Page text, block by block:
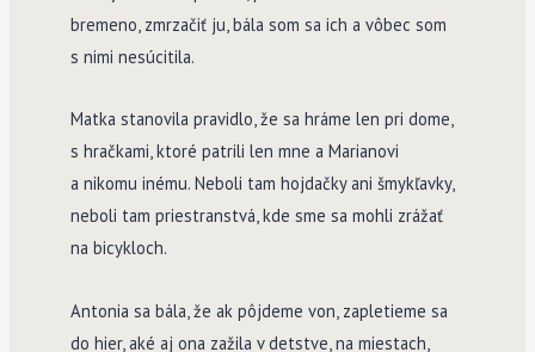
bremeno, zmrzačiť ju, bála som sa ich a vôbec som
s nimi nesúcitila.
Matka stanovila pravidlo, že sa hráme len pri dome,
s hračkami, ktoré patrili len mne a Marianovi
a nikomu inému. Neboli tam hojdačky ani šmykľavky,
neboli tam priestranstvá, kde sme sa mohli zrážať
na bicykloch.
Antonia sa bála, že ak pôjdeme von, zapletieme sa
do hier, aké aj ona zažila v detstve, na miestach,